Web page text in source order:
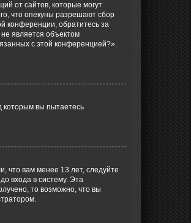
от сайтов, которые могут
что опекуны разрешают сбор
конференции, обратитесь за
является объектом
с этой конференцией?».
которым вы пытаетесь
что вам менее 13 лет, следуйте
входа в систему. Эта
то возможно, что вы